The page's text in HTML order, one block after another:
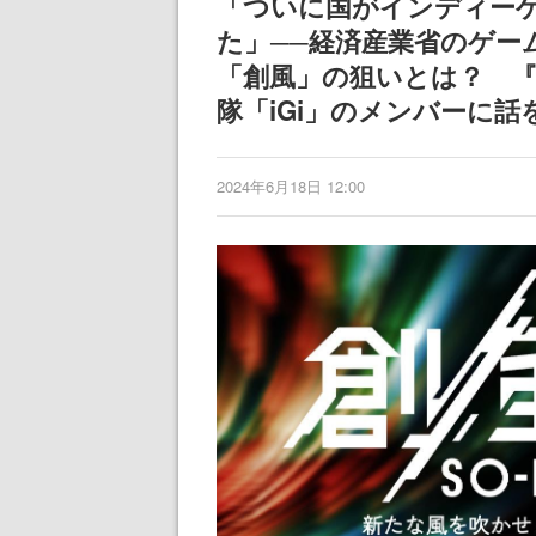
ディレクターの
氏が登壇する予
た」──経済産業省のゲー
「創風」の狙いとは？
隊「iGi」のメンバーに話
2024年6月18日 12:00